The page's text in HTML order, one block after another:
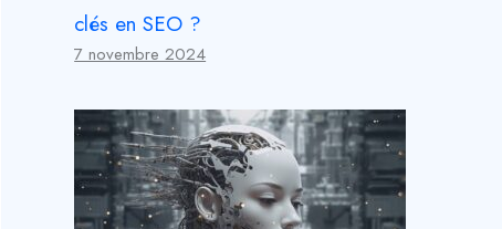
clés en SEO ?
7 novembre 2024